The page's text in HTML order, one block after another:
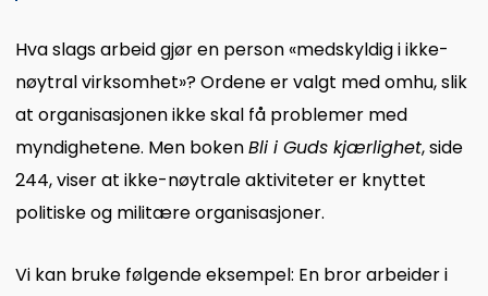
Hva slags arbeid gjør en person «medskyldig i ikke-
nøytral virksomhet»? Ordene er valgt med omhu, slik
at organisasjonen ikke skal få problemer med
myndighetene. Men bokenBli i Guds kjærlighet, side
244, viser at ikke-nøytrale aktiviteter er knyttet
politiske og militære organisasjoner.
Vi kan bruke følgende eksempel: En bror arbeider i